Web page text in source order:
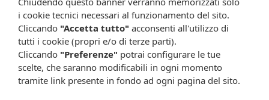
Acido folico (L-metilfolato di calcio)
200 µg (50%
RDA**)
* Estratti contenenti maltodestrine con funzione
antiagglomerante.
** RDA= percentuale del valore del fabbisogno giornaliero
raccomandato.
i cookie tecnici necessari al funzionamento del sito.
Cliccando "Accetta tutto" acconsenti all'utilizzo di
tutti i cookie (propri e/o di terze parti).
Cliccando "Preferenze" potrai configurare le tue
scelte, che saranno modificabili in ogni momento
tramite link presente in fondo ad ogni pagina del sito.